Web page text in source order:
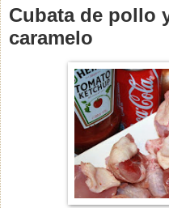
Cubata de pollo
caramelo